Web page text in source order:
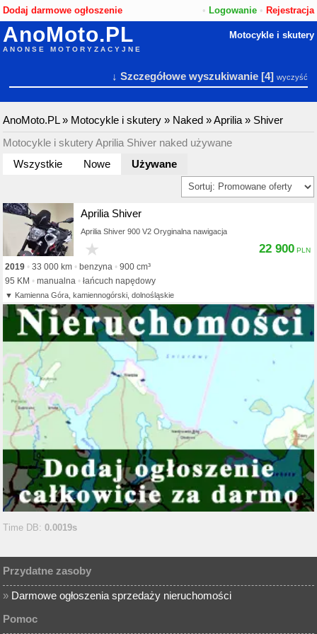
Dodaj darmowe ogłoszenie • Logowanie• Rejestracja
AnoMoto.PL
ANONSE MOTORYZACYJNE
Motocykle i skutery
↓ Szczegółowe wyszukiwanie[4] wyczyść
AnoMoto.PL» Motocykle i skutery » Naked »Aprilia » Shiver
Motocykle i skutery Aprilia Shiver naked używane
Wszystkie
Nowe Używane
Aprilia Shiver
Aprilia Shiver 900 V2 Oryginalna nawigacja
2019 33 000 km benzyna
900 cm³
95 KM
manualna łańcuch napędowy
Kamienna Góra, kamiennogórski, dolnośląskie
22 900
Time DB:0.0019s
Przydatne zasoby
» Darmowe ogłoszenia sprzedaży nieruchomości
Pomoc